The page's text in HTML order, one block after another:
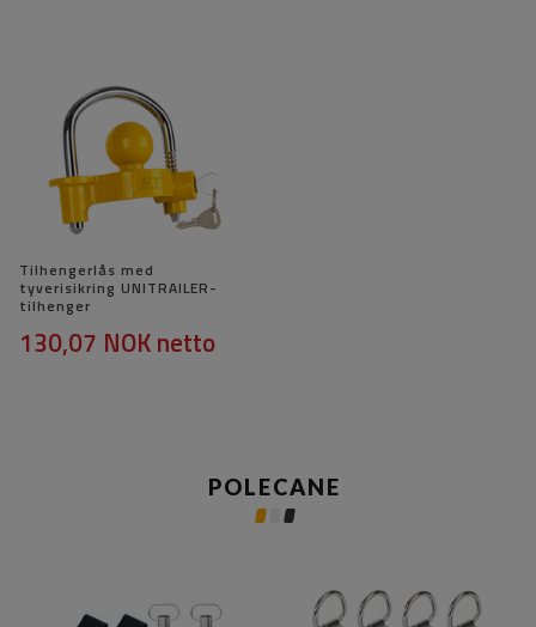
Tilhengerlås med
tyverisikring UNITRAILER-
tilhenger
130,07 NOKnetto
POLECANE